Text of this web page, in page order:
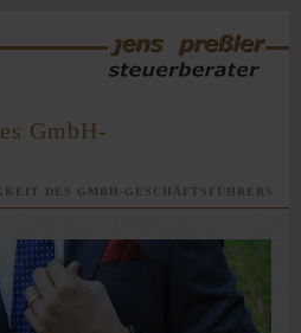
GmbH-
DES GMBH-GESCHÄFTSFÜHRERS